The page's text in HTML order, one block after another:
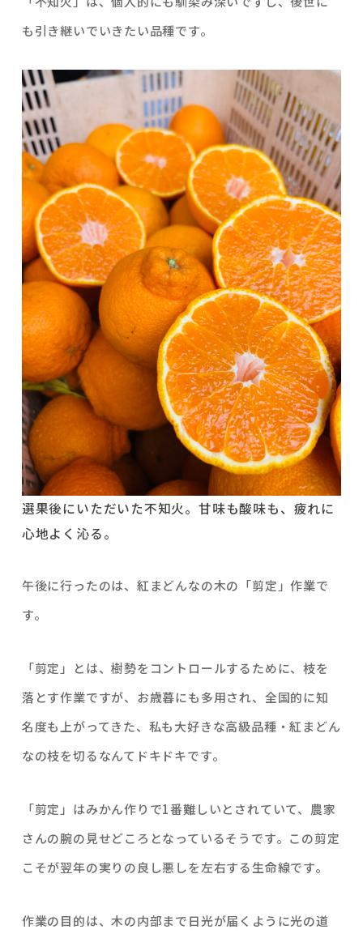
も引き継いでいきたい品種です。
選果後にいただいた不知火。甘味も酸味も、疲れに
心地よく沁る。
午後に行ったのは、紅まどんなの木の「剪定」作業で
す。
「剪定」とは、樹勢をコントロールするために、枝を
落とす作業ですが、お歳暮にも多用され、全国的に知
名度も上がってきた、私も大好きな高級品種・紅まどん
なの枝を切るなんてドキドキです。
「剪定」はみかん作りで1番難しいとされていて、農家
さんの腕の見せどころとなっているそうです。この剪定
こそが翌年の実りの良し悪しを左右する生命線です。
作業の目的は、木の内部まで日光が届くように光の道